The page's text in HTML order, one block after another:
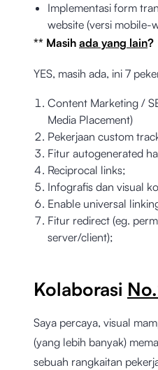
Implementasi form
website (versi mobile-
** Masih ada yang lain?
YES, masih ada, ini 7
Content Marketing /
Media Placement)
Pekerjaan custom
Fitur autogenerated
Reciprocal links;
Infografis dan visual
Enable universal
Fitur redirect (eg.
server/client);
Kolaborasi
Saya percaya, visual
(yang lebih banyak)
sebuah rangkaitan